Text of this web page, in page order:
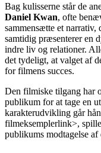
Bag kulisserne står de
Daniel Kwan, ofte
sammensætte et
samtidig præsenterer en
indre liv og relationer.
det tydeligt, at valget af
for filmens succes.
Den filmiske tilgang har
publikum for at tage en
karakterudvikling går
filmeksemplerlink>,
publikums modtagelse af